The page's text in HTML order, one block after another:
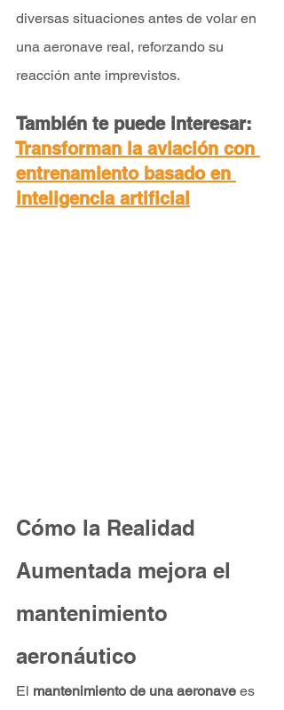
diversas situaciones antes de volar en
una aeronave real, reforzando su
reacción ante imprevistos.
También te puede interesar:
Transforman la aviación con
entrenamiento basado en
inteligencia artificial
Cómo la Realidad
Aumentada mejora el
mantenimiento
aeronáutico
El mantenimiento de una aeronave es